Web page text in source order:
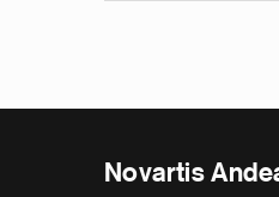
Novartis